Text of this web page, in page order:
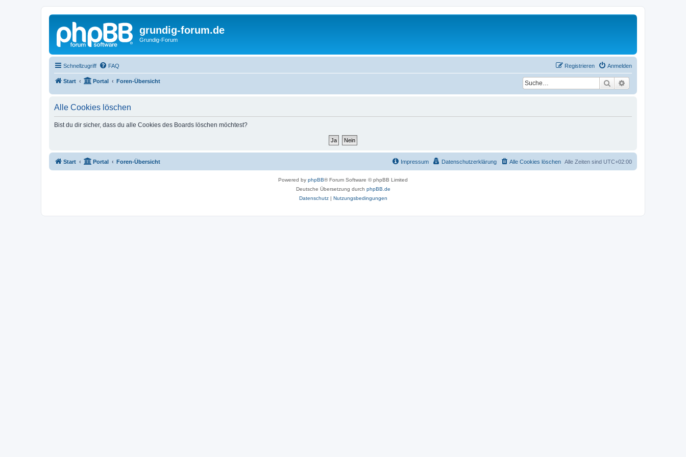
grundig-forum.de
Grundig-Forum
Schnellzugriff FAQ Anmelden
Registrieren
Start Portal Foren-Übersicht Suche
Alle Cookies löschen
Bist du dir sicher, dass du alle Cookies des Boards löschen möchtest?
Start Portal Foren-Übersicht Alle Zeiten sind UTC+02:00
Alle Cookies löschen
Datenschutzerklärung
Impressum
Powered by phpBB® Forum Software © phpBB Limited
Deutsche Übersetzung durch phpBB.de
Datenschutz| Nutzungsbedingungen